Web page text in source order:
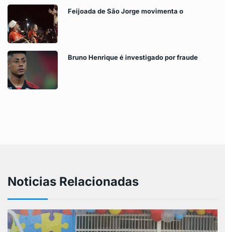
Feijoada de São Jorge movimenta o
Bruno Henrique é investigado por fraude
Noticias Relacionadas